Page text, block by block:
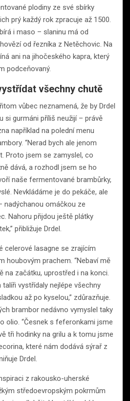
plodiny ze své sbírky
prý každý rok zpracuje až 1500.
i maso – slaninu má od
od řezníka z Netěchovic. Na
ani na jihočeského kapra, který
podceňovaný.
všechny chutě
vůbec neznamená, že by Drdel
si gurmáni příliš neužijí – právě
například na polední menu
“Nerad bych ale jenom
Proto jsem se zamyslel, co
dává, a rozhodl jsem se ho
naše fermentované brambůrky,
Nevkládáme je do pekáče, ale
nadýchanou omáčkou ze
Nahoru přijdou ještě plátky
přibližuje Drdel.
celerové lasagne se zrajícím
houbovým prachem. “Nebaví mě
na začátku, uprostřed i na konci.
talíři vystřídaly nejlépe všechny
až po kyselou,” zdůrazňuje.
brambor nedávno vymyslel taky
olio. “Česnek s feferonkami jsme
tři hodinky na grilu a k tomu jsme
které nám dodává sýrař z
Drdel.
z rakousko-uherské
středoevropským pokrmům